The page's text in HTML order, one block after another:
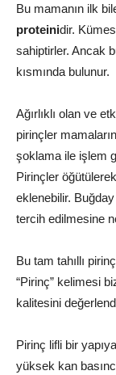
Bu mamanın ilk
proteinidir.
sahiptirler. Ancak
kısmında bulunur.
Ağırlıklı olan ve
pirinçler
şoklama ile işlem
Pirinçler
eklenebilir.
tercih edilmesine
Bu tam tahıllı
“Pirinç” kelimesi
kalitesini
Pirinç lifli bir
yüksek kan